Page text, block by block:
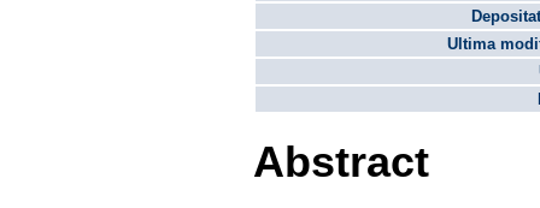
Ultima
Abstract